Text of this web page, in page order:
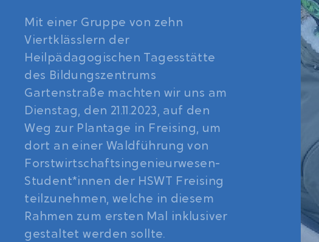
Mit einer Gruppe von zehn
Viertklässlern der
Heilpädagogischen Tagesstätte
des Bildungszentrums
Gartenstraße machten wir uns am
Dienstag, den 21.11.2023, auf den
Weg zur Plantage in Freising, um
dort an einer Waldführung von
Forstwirtschaftsingenieurwesen-
Student*innen der HSWT Freising
teilzunehmen, welche in diesem
Rahmen zum ersten Mal inklusiver
gestaltet werden sollte.